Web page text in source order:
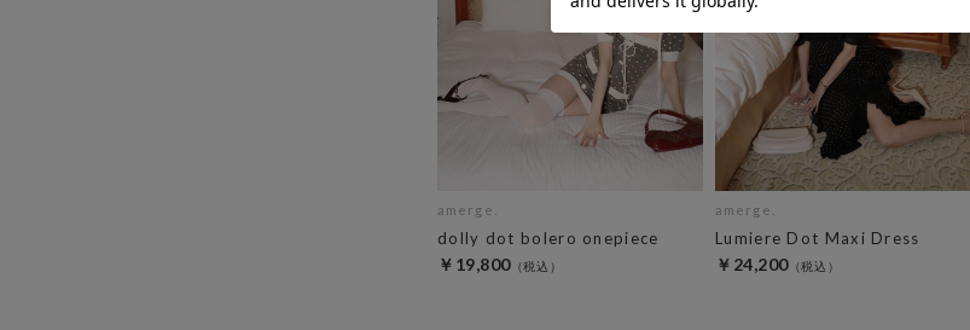
amerge.
dolly dot bolero onepiece
￥19,800
amerge.
Lumiere Dot Maxi Dress
￥24,200